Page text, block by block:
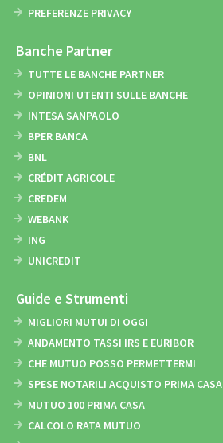
PREFERENZE PRIVACY
Banche Partner
TUTTE LE BANCHE PARTNER
OPINIONI UTENTI SULLE BANCHE
INTESA SANPAOLO
BPER BANCA
BNL
CRÉDIT AGRICOLE
CREDEM
WEBANK
ING
UNICREDIT
Guide e Strumenti
MIGLIORI MUTUI DI OGGI
ANDAMENTO TASSI IRS E EURIBOR
CHE MUTUO POSSO PERMETTERMI
SPESE NOTARILI ACQUISTO PRIMA CASA
MUTUO 100 PRIMA CASA
CALCOLO RATA MUTUO